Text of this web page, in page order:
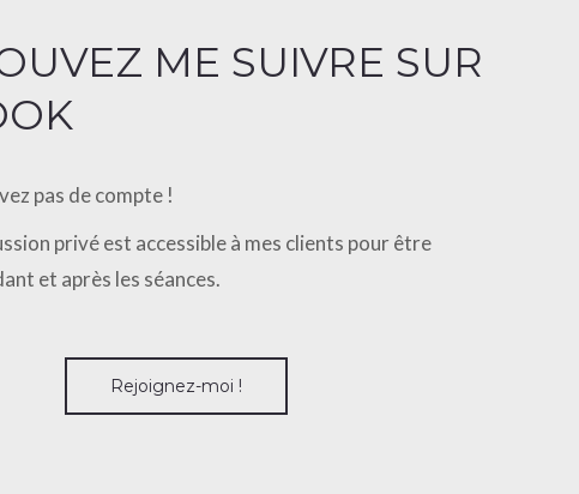
ME SUIVRE SUR
pas de compte !
privé est accessible à mes clients pour être
et après les séances.
Rejoignez-moi !